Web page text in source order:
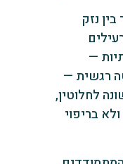
נזק
—
רגשית —
לחלוטין,
בריפוי